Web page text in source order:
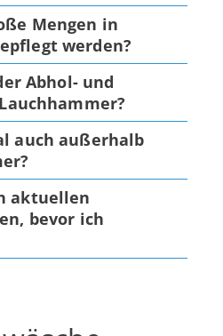
Mengen in
werden?
Abhol- und
auch außerhalb
aktuellen
bevor ich